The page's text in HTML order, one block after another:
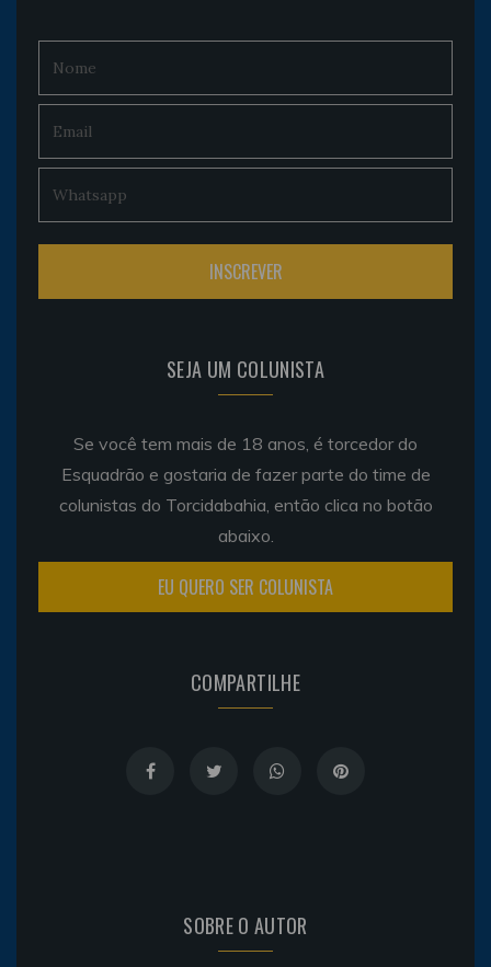
SEJA UM COLUNISTA
Se você tem mais de 18 anos, é torcedor do
Esquadrão e gostaria de fazer parte do time de
colunistas do Torcidabahia, então clica no botão
abaixo.
EU QUERO SER COLUNISTA
COMPARTILHE
SOBRE O AUTOR